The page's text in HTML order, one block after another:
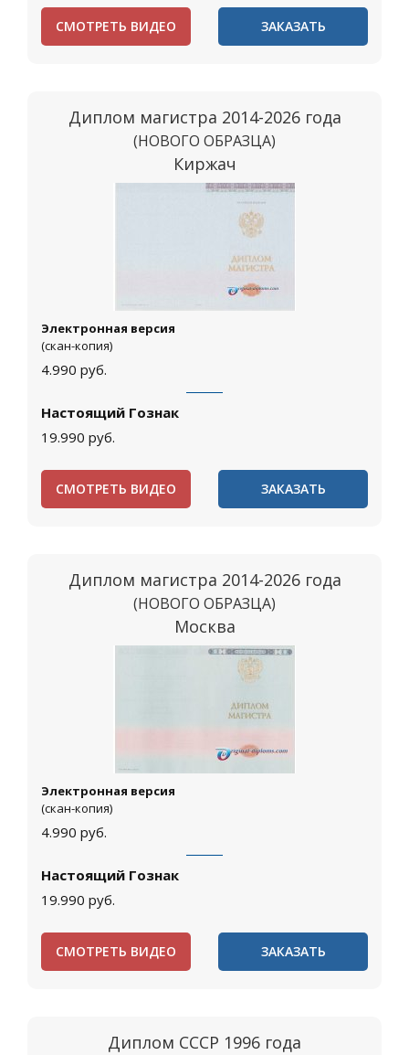
СМОТРЕТЬ ВИДЕО ЗАКАЗАТЬ
Диплом магистра 2014-2026 года
(НОВОГО ОБРАЗЦА)
Киржач
Электронная версия
(скан-копия)
4.990 руб.
Настоящий Гознак
19.990 руб.
СМОТРЕТЬ ВИДЕО ЗАКАЗАТЬ
Диплом магистра 2014-2026 года
(НОВОГО ОБРАЗЦА)
Москва
Электронная версия
(скан-копия)
4.990 руб.
Настоящий Гознак
19.990 руб.
СМОТРЕТЬ ВИДЕО ЗАКАЗАТЬ
Диплом СССР 1996 года